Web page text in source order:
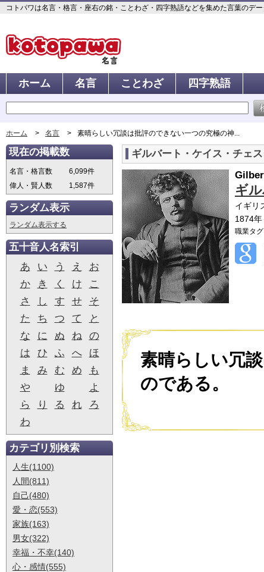
コトパワは名言・格言・座右の銘・ことわざ・四字熟語などを集めた言葉のデ
ホーム 名言 ことわざ 四字熟語
ホーム 名言 素晴らしい冗談は批評のできない一つの究極の神...
ギルバート・ケイス・チェ
ギ
イギリ
1874
職業タグ
素晴らしい冗
のである。
現在の掲載数
名言・格言数
6,099件
偉人・賢人数
1,587件
ランダム表示
ランダム表示する
五十音人名索引
あ
い う え
お
か
き く け
こ
さ
し す せ
そ
た
ち つ て
と
な
に ぬ ね
の
は
ひ ふ へ
ほ
ま
み む め
も
や
ゆ
よ
ら
り る れ
ろ
わ
カテゴリ別検索
人生(1100)
人間(811)
自己(480)
愛・恋(553)
家族(163)
男女(322)
幸福・不幸(140)
心・感情(555)